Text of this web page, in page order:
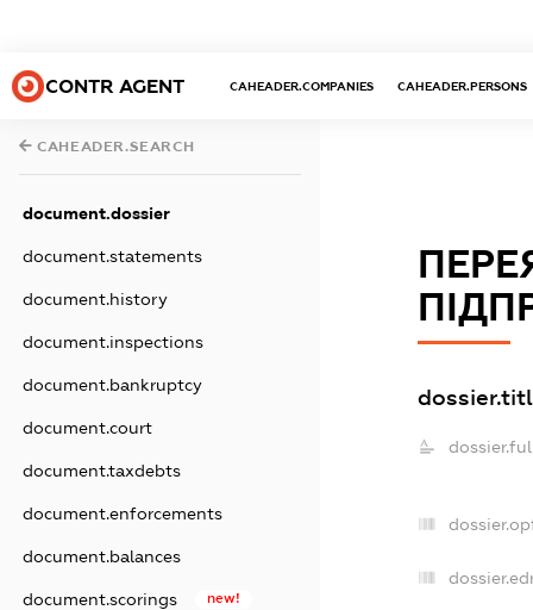
CONTR AGENT CAHEADER.COMPANIES CAHEADER.PERSONS
CAHEADER.SEARCH
document.dossier
document.statements
document.history
document.inspections
document.bankruptcy
document.court
document.taxdebts
document.enforcements
document.balances
document.scorings new!